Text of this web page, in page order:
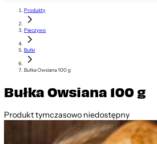
Produkty
Pieczywo
Bułki
Bułka Owsiana 100 g
Bułka Owsiana 100 g
Produkt tymczasowo niedostępny